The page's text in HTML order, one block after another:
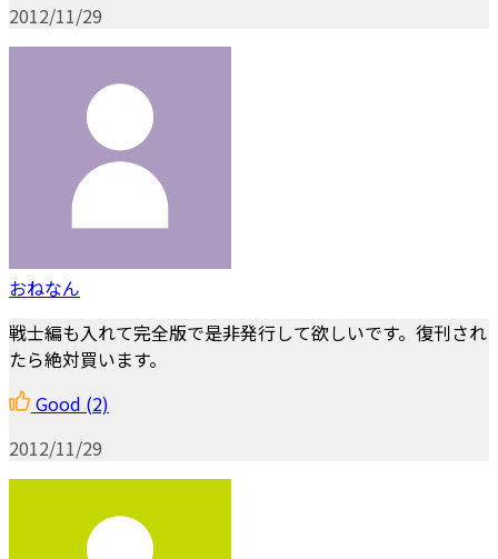
2012/11/29
おねなん
戦士編も入れて完全版で是非発行して欲しいです。復刊され
たら絶対買います。
Good (2)
2012/11/29